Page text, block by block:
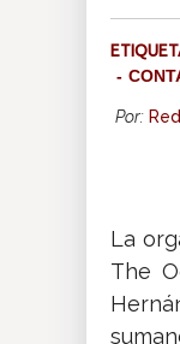
Por:
La
The